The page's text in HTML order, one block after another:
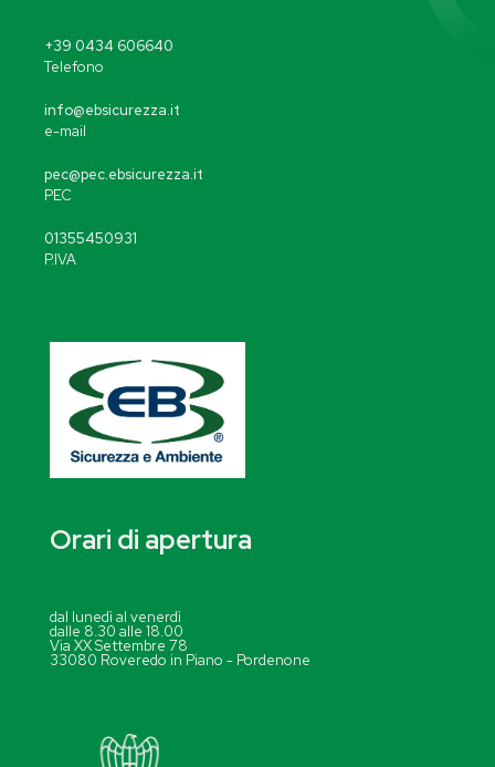
+39 0434 606640
Telefono
info@ebsicurezza.it
e-mail
pec@pec.ebsicurezza.it
PEC
01355450931
P.IVA
Orari di apertura
dal lunedì al venerdì
dalle 8.30 alle 18.00
Via XX Settembre 78
33080 Roveredo in Piano - Pordenone